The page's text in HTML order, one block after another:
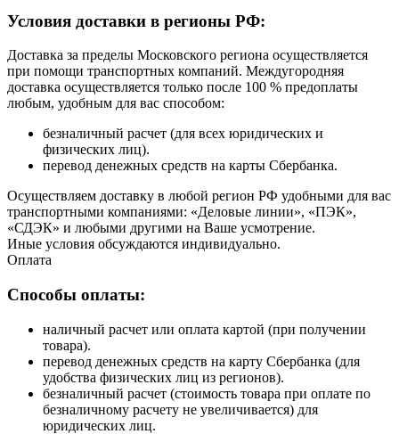
Условия доставки в регионы РФ:
Доставка за пределы Московского региона осуществляется
при помощи транспортных компаний. Междугородняя
доставка осуществляется только после 100 % предоплаты
любым, удобным для вас способом:
безналичный расчет (для всех юридических и
физических лиц).
перевод денежных средств на карты Сбербанка.
Осуществляем доставку в любой регион РФ удобными для вас
транспортными компаниями: «Деловые линии», «ПЭК»,
«СДЭК» и любыми другими на Ваше усмотрение.
Иные условия обсуждаются индивидуально.
Оплата
Способы оплаты:
наличный расчет или оплата картой (при получении
товара).
перевод денежных средств на карту Сбербанка (для
удобства физических лиц из регионов).
безналичный расчет (стоимость товара при оплате по
безналичному расчету не увеличивается) для
юридических лиц.